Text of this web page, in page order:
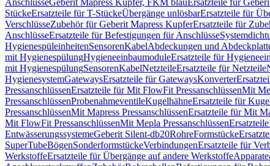
AnschlüsseGeberit Mapress Kupfer, FKM blauErsatzteile für
StückeErsatzteile für T-StückeÜbergänge unlösbarErsatzteile für
VerschlüsseZubehör für Geberit Mapress KupferErsatzteile für
AnschlüsseErsatzteile für Befestigungen für Anschlüsse
HygienespüleinheitenSensorenKabelAbdeckungen und
mit HygienespülungHygieneeinbaumoduleErsatzteile für
mit HygienespülungSensorenKabelNetzteileErsatzteile für Netzteile
HygienesystemGatewaysErsatzteile für GatewaysKonverter
PressanschlüssenErsatzteile für Mit FlowFit PressanschlüssenMit
PressanschlüssenProbenahmeventileKugelhähneErsatzteile für
PressanschlüssenMit Mapress PressanschlüssenErsatzteile für Mit
Mit FlowFit PressanschlüssenMit Mepla Pressanschlüssen
EntwässerungssystemeGeberit Silent-db20RohreFormstücke
SuperTubeBögenSonderformstückeVerbindungenErsatzteile für
WerkstoffeErsatzteile für Übergänge auf andere Werkstoffe